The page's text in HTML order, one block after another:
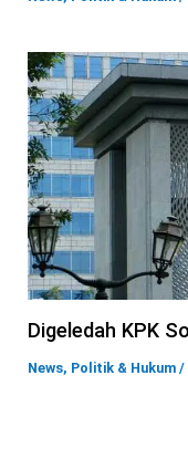
Digeledah KPK
News, Politik & Hukum /